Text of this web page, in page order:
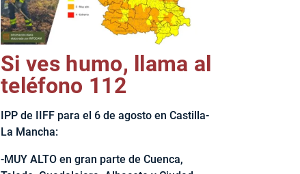
Si ves humo, llama al
teléfono 112
IPP de IIFF para el 6 de agosto en Castilla-
La Mancha:
-MUY ALTO en gran parte de Cuenca,